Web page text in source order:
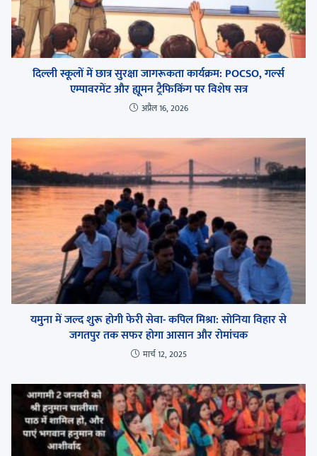
दिल्ली स्कूलों में छात्र सुरक्षा जागरूकता कार्यक्रम: POCSO, गर्ल्स
एम्पावरमेंट और ह्यूमन ट्रैफिकिंग पर विशेष सत्र
अप्रैल 16, 2026
यमुना में जल्द शुरू होगी फेरी सेवा- कपिल मिश्रा: सोनिया विहार से
जगतपुर तक सफर होगा आसान और रोमांचक
मार्च 12, 2025